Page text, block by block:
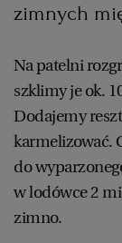
zimnych
Na patelni
szklimy je ok.
Dodajemy
karmelizować.
do
w lodówce 2
zimno.